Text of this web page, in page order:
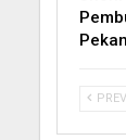
PREV